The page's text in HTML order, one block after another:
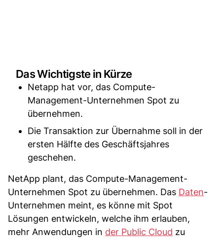
Das Wichtigste in Kürze
Netapp hat vor, das Compute-
Management-Unternehmen Spot zu
übernehmen.
Die Transaktion zur Übernahme soll in der
ersten Hälfte des Geschäftsjahres
geschehen.
NetApp plant, das Compute-Management-
Unternehmen Spot zu übernehmen. Das Daten-
Unternehmen meint, es könne mit Spot
Lösungen entwickeln, welche ihm erlauben,
mehr Anwendungen in der Public Cloud zu